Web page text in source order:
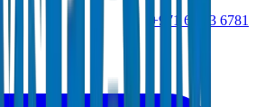
+971 6 543 6781